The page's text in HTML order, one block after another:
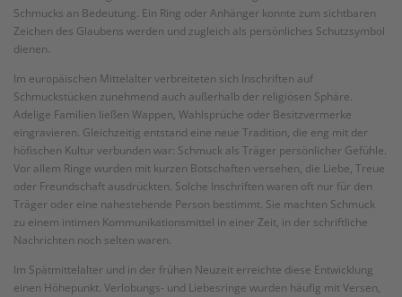
Schmucks an Bedeutung. Ein Ring oder Anhänger konnte zum sichtbaren
Zeichen des Glaubens werden und zugleich als persönliches Schutzsymbol
dienen.
Im europäischen Mittelalter verbreiteten sich Inschriften auf
Schmuckstücken zunehmend auch außerhalb der religiösen Sphäre.
Adelige Familien ließen Wappen, Wahlsprüche oder Besitzvermerke
eingravieren. Gleichzeitig entstand eine neue Tradition, die eng mit der
höfischen Kultur verbunden war: Schmuck als Träger persönlicher Gefühle.
Vor allem Ringe wurden mit kurzen Botschaften versehen, die Liebe, Treue
oder Freundschaft ausdrückten. Solche Inschriften waren oft nur für den
Träger oder eine nahestehende Person bestimmt. Sie machten Schmuck
zu einem intimen Kommunikationsmittel in einer Zeit, in der schriftliche
Nachrichten noch selten waren.
Im Spätmittelalter und in der frühen Neuzeit erreichte diese Entwicklung
einen Höhepunkt. Verlobungs- und Liebesringe wurden häufig mit Versen,